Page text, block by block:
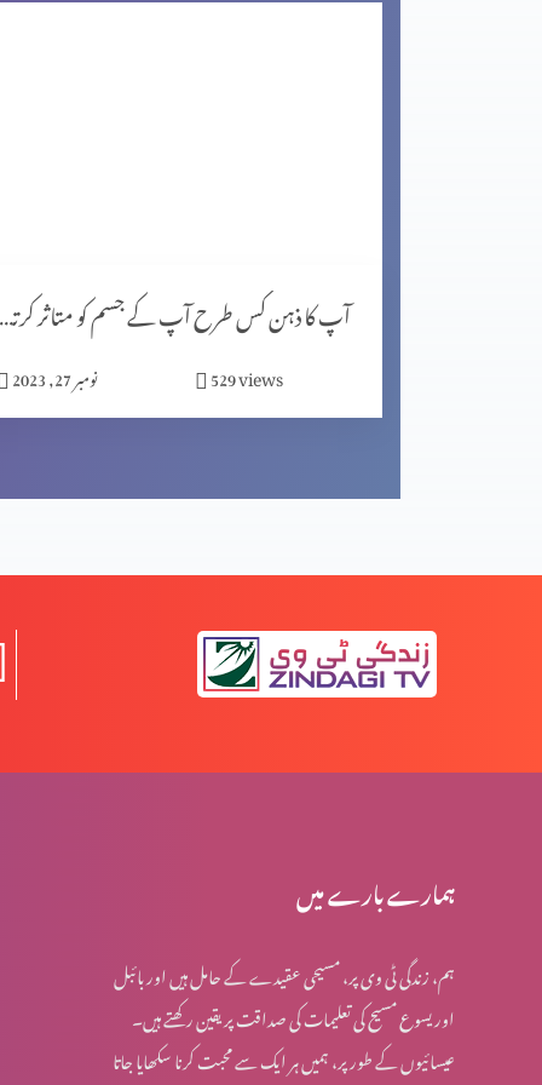
مصروف دنیا میں پھلدار زندگی گزارنا (1-1)
اپنے دُکھ کوضائع نہ کریں (2-2)
جلے لیکن تلخ نہیں ہوئے (2-2)
جلے لیکن تلخ نہیں ہوئے (1-1)
کسی بھی وقت پارکنگ نہیں ہو سکتی (1-1)
اُس پر دھیان دیں جو بہترین خوشی دے (2-6)
آپ کا ذہن کس طرح آپ کے جسم کو متاثر کرتا ہے (پارٹ 2)
نومبر 27, 2023 529views
ہمارے بارے میں
ہم، زندگی ٹی وی پر، مسیحی عقیدے کے حامل ہیں اور بائبل
اور یسوع مسیح کی تعلیمات کی صداقت پر یقین رکھتے ہیں۔
عیسائیوں کے طور پر، ہمیں ہر ایک سے محبت کرنا سکھایا جاتا